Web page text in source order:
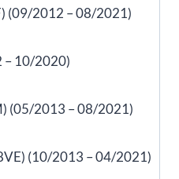
(09/2012 – 08/2021)
– 10/2020)
(05/2013 – 08/2021)
(10/2013 – 04/2021)